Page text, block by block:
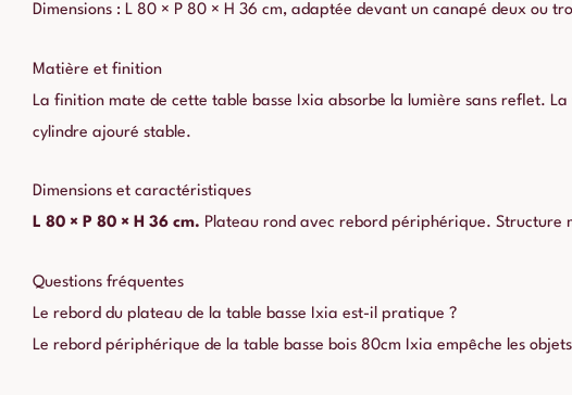
Dimensions : L 80 × P 80 × H 36 cm, adaptée devant un canapé deux ou
Matière et finition
La finition mate de cette table basse Ixia absorbe la lumière sans reflet.
cylindre ajouré stable.
Dimensions et caractéristiques
L 80 × P 80 × H 36 cm. Plateau rond avec rebord périphérique. Structure
Questions fréquentes
Le rebord du plateau de la table basse Ixia est-il pratique ?
Le rebord périphérique de la table basse bois 80cm Ixia empêche les